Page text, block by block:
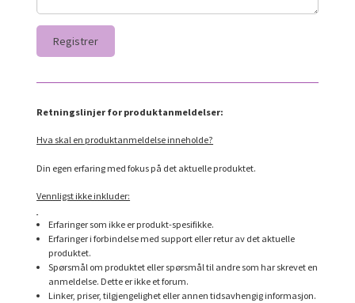
Retningslinjer for produktanmeldelser:
Hva skal en produktanmeldelse inneholde?
Din egen erfaring med fokus på det aktuelle produktet.
Vennligst ikke inkluder:
Erfaringer som ikke er produkt-spesifikke.
Erfaringer i forbindelse med support eller retur av det aktuelle
produktet.
Spørsmål om produktet eller spørsmål til andre som har skrevet en
anmeldelse. Dette er ikke et forum.
Linker, priser, tilgjengelighet eller annen tidsavhengig informasjon.